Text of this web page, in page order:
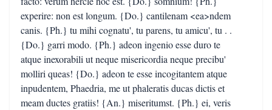
experire: non est longum. {Do.} cantilenam <ea>ndem
canis. {Ph.} tu mihi cognatu', tu parens, tu amicu', tu . .
{Do.} garri modo. {Ph.} adeon ingenio esse duro te
atque inexorabili ut neque misericordia neque precibu'
molliri queas! {Do.} adeon te esse incogitantem atque
inpudentem, Phaedria, me ut phaleratis ducas dictis et
meam ductes gratiis! {An.} miseritumst. {Ph.} ei, veris